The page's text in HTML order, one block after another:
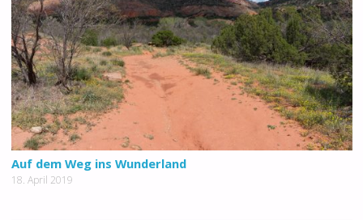
Auf dem Weg ins Wunderland
18. April 2019